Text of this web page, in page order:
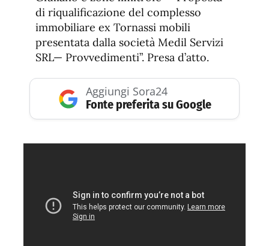
di riqualificazione del complesso
immobiliare ex Tornassi mobili
presentata dalla società Medil Servizi
SRL— Provvedimenti”. Presa d’atto.
Aggiungi Sora24
Fonte preferita su Google